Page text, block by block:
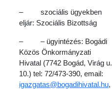
– szociális ügyekben
eljár: Szociális Bizottság
– – ügyintézés: Bogádi
Közös Önkormányzati
Hivatal (7742 Bogád, Virág u.
10.) tel: 72/473-390, email:
igazgatas@bogadihivatal.hu,